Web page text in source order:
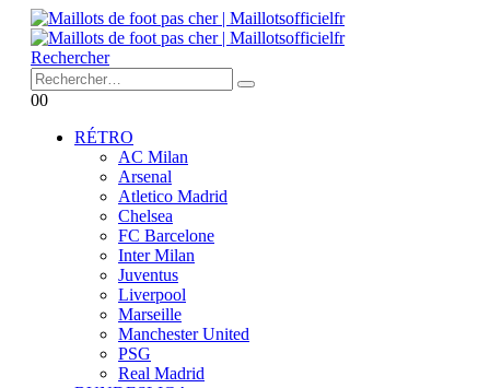
Rechercher
00
RÉTRO
AC Milan
Arsenal
Atletico Madrid
Chelsea
FC Barcelone
Inter Milan
Juventus
Liverpool
Marseille
Manchester United
PSG
Real Madrid